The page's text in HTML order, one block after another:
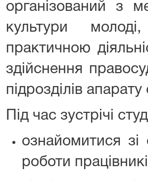
організований з
культури
практичною
здійснення
підрозділів апарату
Під час зустрічі
ознайомитися зі
роботи